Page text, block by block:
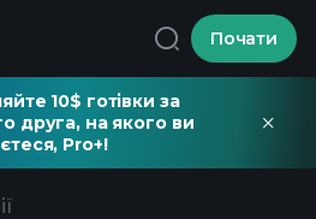
Почати
10$ готівки за
друга, на якого ви
Pro+!